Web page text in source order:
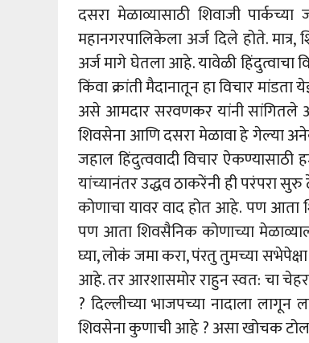
दसरा मेळाव्यासाठी शिवाजी
महानगरपालिकेला अर्ज दिले होते.
अर्ज मागे घेतला आहे. यावेळी हिंदुत्वाचा
किंवा क्रांती मैदानातून हा विचार
असे आमदार सरवणकर यांनी सांगितले
शिवसेना आणि दसरा मेळावा हे गेल्या
जहाल हिंदुत्ववादी विचार ऐकण्यासाठी
यांच्यानंतर उद्धव ठाकरेंनी ही परंपरा
कोणाचा यावर वाद होत आहे. पण आता
पण आता शिवसैनिक कोणाच्या
घ्या, लोकं जमा करा, पंरतु तुमच्या
आहे. तर आरशासमोर राहुन स्वत: चा
? दिल्लीच्या भाजपच्या नादाला
शिवसेना कुणाची आहे ? असा खोचक